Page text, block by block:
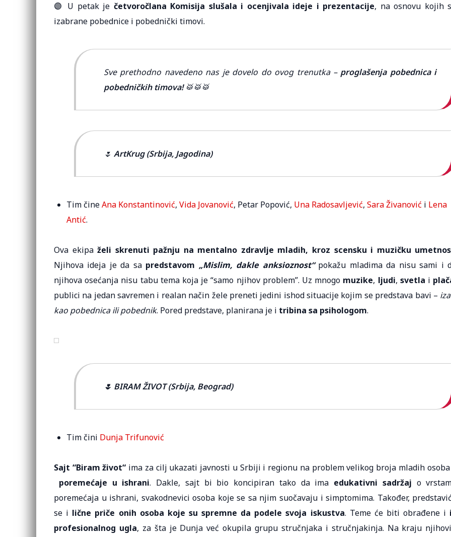
🟣 U petak je četvoročlana Komisija slušala i ocenjivala ideje i prezentacije, na osnovu kojih
izabrane pobednice i pobednički timovi.
Sve prethodno navedeno nas je dovelo do ovog trenutka – proglašenja pobednica i
pobedničkih timova!🥁🥁🥁
🌷 ArtKrug (Srbija, Jagodina)
Tim čineAna Konstantinović, Vida Jovanović, Petar Popović, Una Radosavljević, Sara Živanović i Lena
Antić.
Ova ekipaželi skrenuti pažnju na mentalno zdravlje mladih, kroz scensku i muzičku
Njihova ideja je da sa predstavom „Mislim, dakle anksioznost“ pokažu mladima da nisu sami i
njihova osećanja nisu tabu tema koja je “samo njihov problem”. Uz mnogo muzike, ljudi, svetla i
publici na jedan savremen i realan način žele preneti jedini ishod situacije kojim se predstava bavi –
kao pobednica ili pobednik. Pored predstave, planirana je i tribina sa psihologom.
🌷 BIRAM ŽIVOT (Srbija, Beograd)
Tim čini Dunja Trifunović
Sajt “Biram život“ ima za cilj ukazati javnosti u Srbiji i regionu na problem velikog broja mladih osoba
poremećaje u ishrani. Dakle, sajt bi bio koncipiran tako da ima edukativni sadržaj o
poremećaja u ishrani, svakodnevici osoba koje se sa njim suočavaju i simptomima. Također,
se i lične priče onih osoba koje su spremne da podele svoja iskustva. Teme će biti obrađene i
profesionalnog ugla, za šta je Dunja već okupila grupu stručnjaka i stručnjakinja. Na kraju